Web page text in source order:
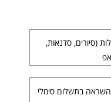
(סיורים, סדנאות,
בתשלום סימלי